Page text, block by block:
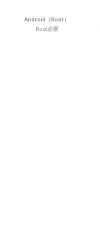
Android（Root）
Root必要